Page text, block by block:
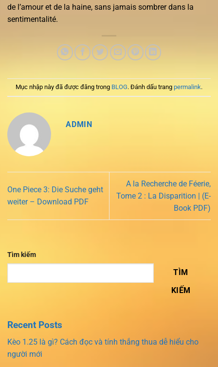
de l’amour et de la haine, sans jamais sombrer dans la
sentimentalité.
Mục nhập này đã được đăng trong BLOG. Đánh dấu trang permalink.
ADMIN
One Piece 3: Die Suche geht
weiter – Download PDF
A la Recherche de Féerie,
Tome 2 : La Disparition | (E-
Book PDF)
Tìm kiếm
TÌM
KIẾM
Recent Posts
Kèo 1.25 là gì? Cách đọc và tính thắng thua dễ hiểu cho
người mới